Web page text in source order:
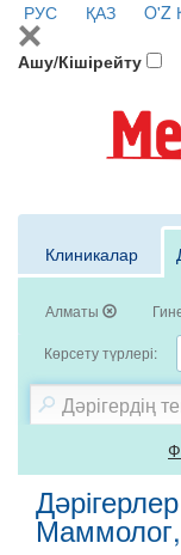
РУС ҚАЗ O'Z
Ашу/Кішірейту
Клиникалар
Алматы
Көрсету түрлері:
Маммолог,